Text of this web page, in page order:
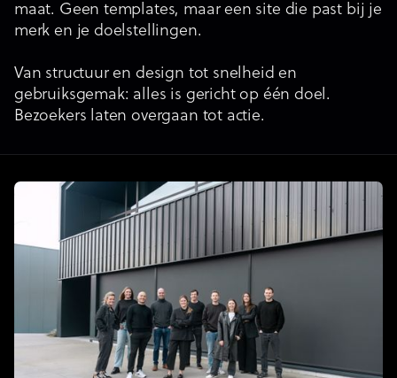
maat. Geen templates, maar een site die past bij je
merk en je doelstellingen.
Van structuur en design tot snelheid en
gebruiksgemak: alles is gericht op één doel.
Bezoekers laten overgaan tot actie.